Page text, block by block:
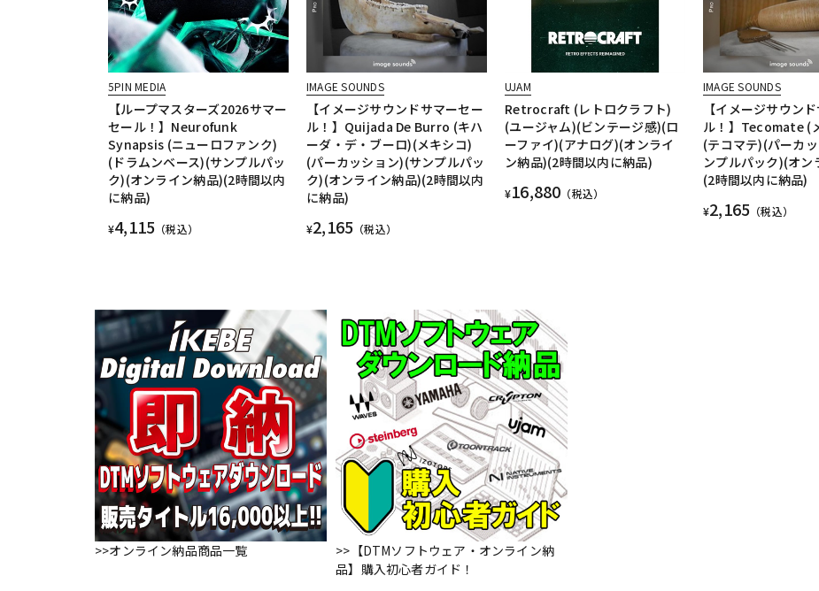
5PIN MEDIA
【ループマスターズ2026サマー
セール！】Neurofunk
Synapsis (ニューロファンク)
(ドラムンベース)(サンプルパッ
ク)(オンライン納品)(2時間以内
に納品)
¥4,115 （税込）
IMAGE SOUNDS
【イメージサウンドサマーセー
ル！】Quijada De Burro (キハ
ーダ・デ・ブーロ)(メキシコ)
(パーカッション)(サンプルパッ
ク)(オンライン納品)(2時間以内
に納品)
¥2,165 （税込）
UJAM
Retrocraft (レトロクラフト)
(ユージャム)(ビンテージ感)(ロ
ーファイ)(アナログ)(オンライ
ン納品)(2時間以内に納品)
¥16,880 （税込）
IMAGE SOUNDS
【イメージサウン
ル！】Tecomate (
(テコマテ)(パーカ
ンプルパック)(オン
(2時間以内に納品)
¥2,165 （税込）
>>オンライン納品商品一覧
>>【DTMソフトウェア・オンライン納
品】購入初心者ガイド！